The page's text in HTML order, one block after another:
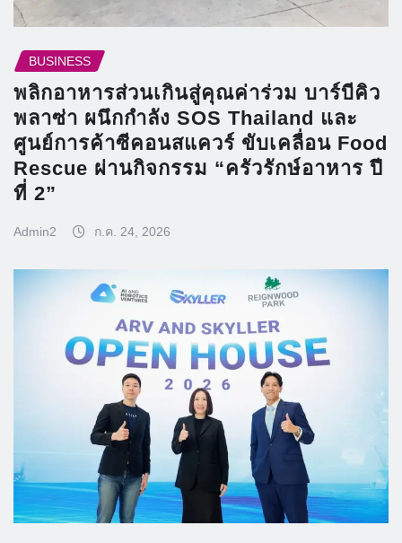
BUSINESS
พลิกอาหารส่วนเกินสู่คุณค่าร่วม บาร์บีคิว
พลาซ่า ผนึกกำลัง SOS Thailand และ
ศูนย์การค้าซีคอนสแควร์ ขับเคลื่อน Food
Rescue ผ่านกิจกรรม “ครัวรักษ์อาหาร ปี
ที่ 2”
Admin2 ก.ค. 24, 2026